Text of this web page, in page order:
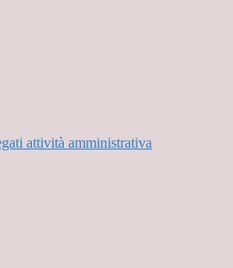
attività amministrativa